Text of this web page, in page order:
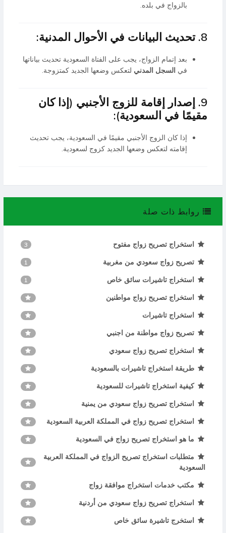
روابط ذات صلة
استخراج تصريح زواج مفتوح 3
تصريح زواج سعودي من مغربية 1
استخراج تاشيرات سائق خاص 1
استخراج تصريح زواج مواطنين
استخراج تاشيرات
تصريح زواج مواطنة من اجنبي
استخراج تصريح زواج سعودي
طريقة استخراج تاشيرات بالسعودية
كيفية استخراج تاشيرات للسعودية
استخراج تصريح زواج سعودي من يمنية
استخراج تصريح زواج في المملكة العربية السعودية
ما هو استخراج تصريح زواج في السعودية
متطلبات استخراج تصريح الزواج في المملكة العربية
السعودية
مكتب خدمات استخراج موافقة زواج
استخراج تصريح زواج سعودي من أردنية
استخرج تاشيرة سائق خاص
بالزواج في بلده.
8. تحديث البيانات في الأحوال المدنية:
بعد إتمام الزواج، يجب على الفتاة السعودية تحديث بياناتها
في السجل المدني لتعكس وضعها الجديد كمتزوجة.
9. إصدار إقامة للزوج الأجنبي (إذا كان
مقيمًا في السعودية):
إذا كان الزوج الأجنبي مقيمًا في السعودية، يجب تحديث
إقامته لتعكس وضعها الجديد كزوج لسعودية.